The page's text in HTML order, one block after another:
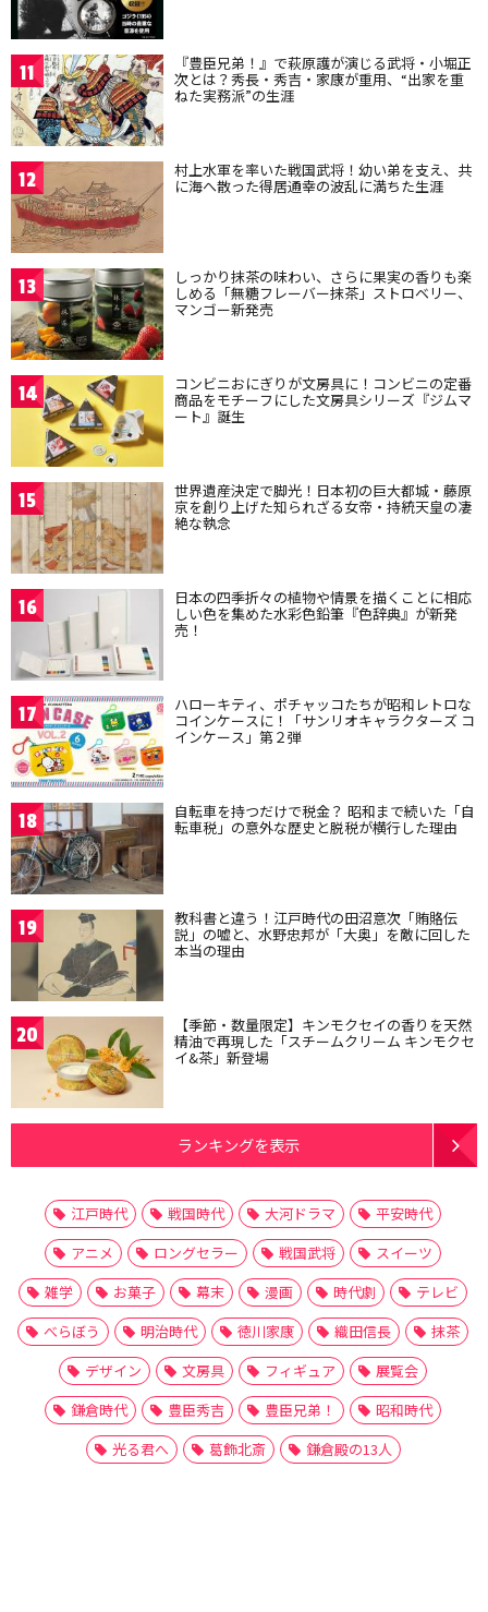
11 『豊臣兄弟！』で萩原護が演じる武将・小堀正
次とは？秀長・秀吉・家康が重用、“出家を重
ねた実務派”の生涯
12 村上水軍を率いた戦国武将！幼い弟を支え、共
に海へ散った得居通幸の波乱に満ちた生涯
13 しっかり抹茶の味わい、さらに果実の香りも楽
しめる「無糖フレーバー抹茶」ストロベリー、
マンゴー新発売
14 コンビニおにぎりが文房具に！コンビニの定番
商品をモチーフにした文房具シリーズ『ジムマ
ート』誕生
15 世界遺産決定で脚光！日本初の巨大都城・藤原
京を創り上げた知られざる女帝・持統天皇の凄
絶な執念
16 日本の四季折々の植物や情景を描くことに相応
しい色を集めた水彩色鉛筆『色辞典』が新発
売！
17 ハローキティ、ポチャッコたちが昭和レトロな
コインケースに！「サンリオキャラクターズ コ
インケース」第２弾
18 自転車を持つだけで税金？ 昭和まで続いた「自
転車税」の意外な歴史と脱税が横行した理由
19 教科書と違う！江戸時代の田沼意次「賄賂伝
説」の嘘と、水野忠邦が「大奥」を敵に回した
本当の理由
20 【季節・数量限定】キンモクセイの香りを天然
精油で再現した「スチームクリーム キンモクセ
イ&茶」新登場
ランキングを表示
江戸時代 戦国時代 大河ドラマ
平安時代
アニメ
ロングセラー 戦国武将
スイーツ
雑学
お菓子 幕末 漫画 時代劇
テレビ
べらぼう
明治時代 徳川家康 織田信長
抹茶
デザイン
文房具 フィギュア
展覧会
鎌倉時代
豊臣秀吉 豊臣兄弟！
昭和時代
光る君へ
葛飾北斎 鎌倉殿の13人